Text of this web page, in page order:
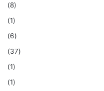
(8)
(1)
(6)
(37)
(1)
(1)